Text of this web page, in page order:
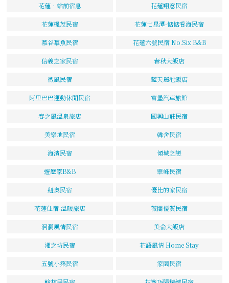
花蓮‧站前宿息 花蓮翔意民宿
花蓮楓茂民宿 花蓮七星潭-惦惦看海民宿
慕谷慕魚民宿 花蓮六號民宿 No.Six B&B
信義之家民宿 春秋大飯店
微風民宿 藍天麗池飯店
阿里巴巴運動休閒民宿 富堡汽車旅館
春之風溫泉旅店 國興山莊民宿
美樂地民宿 韓舍民宿
海濱民宿 傾城之戀
遊歷家B&B 翠峰民宿
紐奧民宿 優比的家民宿
花蓮住宿-溫暖旅店 薇閣優質民宿
洄瀾風情民宿 美侖大飯店
湘之坊民宿 花語風情 Home Stay
五號小築民宿 家園民宿